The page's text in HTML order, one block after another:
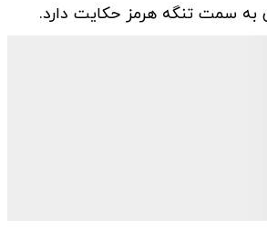
به سمت تنگه هرمز حکایت دارد.